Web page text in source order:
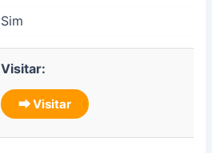
Sim
Visitar:
⮕ Visitar